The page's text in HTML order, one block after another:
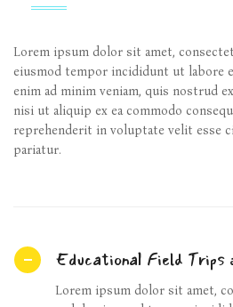
Lorem ipsum dolor sit amet,
eiusmod tempor incididunt ut labore
enim ad minim veniam, quis nostrud
nisi ut aliquip ex ea commodo
reprehenderit in voluptate velit esse
pariatur.
Educational Field Trips
Lorem ipsum dolor sit amet,